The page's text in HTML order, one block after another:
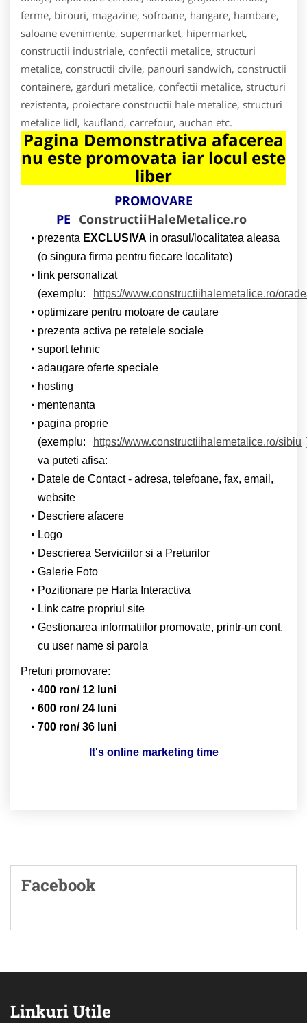
ferme, birouri, magazine, sofroane, hangare, hambare,
saloane evenimente, supermarket, hipermarket,
constructii industriale, confectii metalice, structuri
metalice, constructii civile, panouri sandwich, constructii
containere, garduri metalice, confectii metalice, structuri
rezistenta, proiectare constructii hale metalice, structuri
metalice lidl, kaufland, carrefour, auchan etc.
Pagina Demonstrativa afacerea
nu este promovata iar locul este
liber
PROMOVARE
PE ConstructiiHaleMetalice.ro
prezenta EXCLUSIVA in orasul/localitatea aleasa
(o singura firma pentru fiecare localitate)
link personalizat
(exemplu:
https://www.constructiihalemetalice.ro/
optimizare pentru motoare de cautare
prezenta activa pe retelele sociale
suport tehnic
adaugare oferte speciale
hosting
mentenanta
pagina proprie
(exemplu:
https://www.constructiihalemetalice.ro/sibiu
va puteti afisa:
Datele de Contact - adresa, telefoane, fax, email,
website
Descriere afacere
Logo
Descrierea Serviciilor si a Preturilor
Galerie Foto
Pozitionare pe Harta Interactiva
Link catre propriul site
Gestionarea informatiilor promovate, printr-un cont,
cu user name si parola
Preturi promovare:
400 ron/ 12 luni
600 ron/ 24 luni
700 ron/ 36 luni
It's online marketing time
Facebook
Linkuri Utile